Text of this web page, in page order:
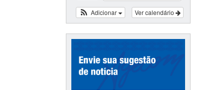
Ver calendário
Adicionar